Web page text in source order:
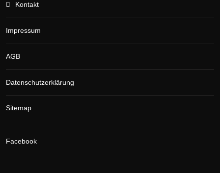
Kontakt
Impressum
AGB
Datenschutzerklärung
Sitemap
Facebook